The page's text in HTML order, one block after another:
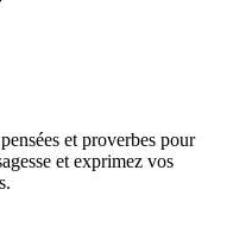
et proverbes pour
et exprimez vos